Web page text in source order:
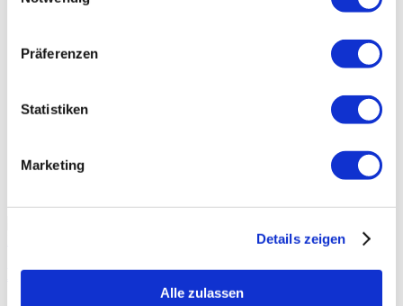
Präferenzen
Statistiken
Marketing
Details zeigen
Alle zulassen
Bierglas König Ludwig Weißbier 0,5l